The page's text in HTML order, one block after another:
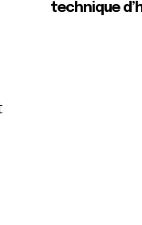
technique